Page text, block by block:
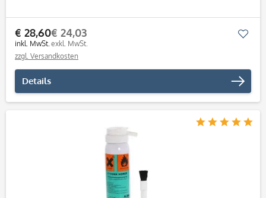
€ 28,60
inkl. MwSt.
€ 24,03
exkl. MwSt.
zzgl. Versandkosten
Details